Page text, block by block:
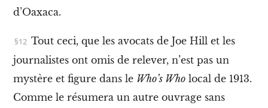
d’Oaxaca.
Tout ceci, que les avocats de Joe Hill et les
journalistes ont omis de relever, n’est pas un
mystère et figure dans le Who’s Wholocal de 1913.
Comme le résumera un autre ouvrage sans
s
l
i
c
e
t